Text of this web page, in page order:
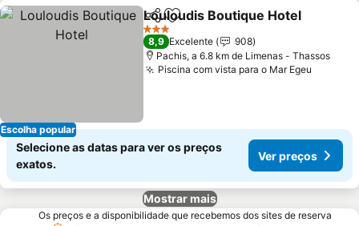
Escolha popular
PartilharAdicionar aos favoritos
Louloudis Boutique Hotel
3 Estrelas
8,9 Excelente
908
Pachis, a 6.8 km de Limenas - Thassos
Piscina com vista para o Mar Egeu
Selecione as datas para ver os preços
exatos.
Ver preços
Mostrar mais
Os preços e a disponibilidade que recebemos dos sites de reserva